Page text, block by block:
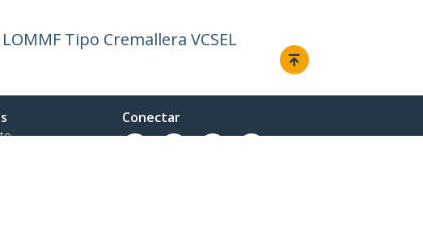
Tipo Cremallera VCSEL
Conectar